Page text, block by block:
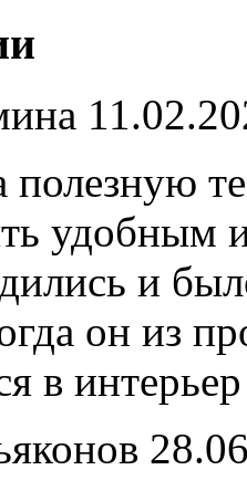
полезную
удобным
и
он из
в